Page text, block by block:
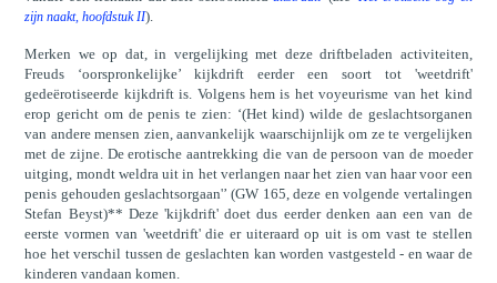
zijn naakt, hoofdstuk II).
Merken we op dat, in vergelijking met deze driftbeladen activiteiten,
Freuds ‘oorspronkelijke’ kijkdrift eerder een soort tot 'weetdrift'
gedeërotiseerde kijkdrift is. Volgens hem is het voyeurisme van het kind
erop gericht om de penis te zien: ‘(Het kind) wilde de geslachtsorganen
van andere mensen zien, aanvankelijk waarschijnlijk om ze te vergelijken
met de zijne. De erotische aantrekking die van de persoon van de moeder
uitging, mondt weldra uit in het verlangen naar het zien van haar voor een
penis gehouden geslachtsorgaan'’ (GW 165, deze en volgende vertalingen
Stefan Beyst)** Deze 'kijkdrift' doet dus eerder denken aan een van de
eerste vormen van 'weetdrift' die er uiteraard op uit is om vast te stellen
hoe het verschil tussen de geslachten kan worden vastgesteld - en waar de
kinderen vandaan komen.